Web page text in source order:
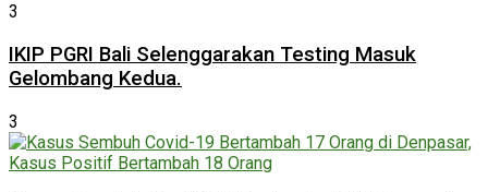
3
IKIP PGRI Bali Selenggarakan Testing Masuk
Gelombang Kedua.
3